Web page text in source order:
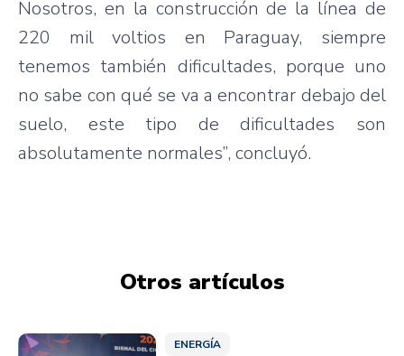
Nosotros, en la construcción de la línea de
220 mil voltios en Paraguay, siempre
tenemos también dificultades, porque uno
no sabe con qué se va a encontrar debajo del
suelo, este tipo de dificultades son
absolutamente normales”, concluyó.
Otros artículos
ENERGÍA